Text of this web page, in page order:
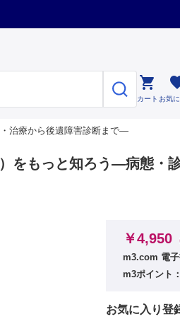

カート お気
治療から後遺障害診断まで―
をもっと知ろう―病態・
￥4,950
m3.com 電子
m3ポイント：
お気に入り登